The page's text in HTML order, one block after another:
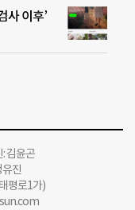
사 이후’
김윤곤
진
평로1가)